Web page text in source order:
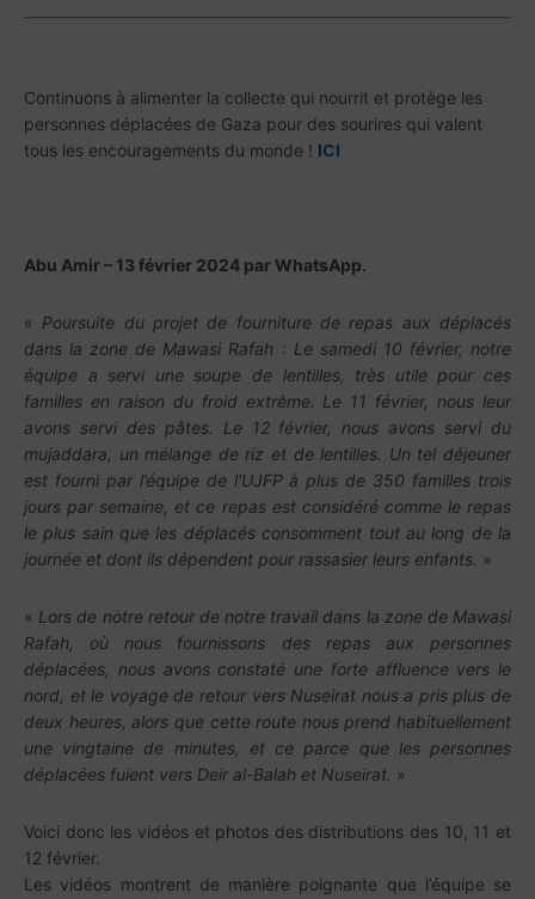
Continuons à alimenter la collecte qui nourrit et protège les
personnes déplacées de Gaza pour des sourires qui valent
tous les encouragements du monde ! ICI
Abu Amir – 13 février 2024 par WhatsApp.
« Poursuite du projet de fourniture de repas aux déplacés
dans la zone de Mawasi Rafah : Le samedi 10 février, notre
équipe a servi une soupe de lentilles, très utile pour ces
familles en raison du froid extrême. Le 11 février, nous leur
avons servi des pâtes. Le 12 février, nous avons servi du
mujaddara, un mélange de riz et de lentilles. Un tel déjeuner
est fourni par l’équipe de l’UJFP à plus de 350 familles trois
jours par semaine, et ce repas est considéré comme le repas
le plus sain que les déplacés consomment tout au long de la
journée et dont ils dépendent pour rassasier leurs enfants. »
« Lors de notre retour de notre travail dans la zone de Mawasi
Rafah, où nous fournissons des repas aux personnes
déplacées, nous avons constaté une forte affluence vers le
nord, et le voyage de retour vers Nuseirat nous a pris plus de
deux heures, alors que cette route nous prend habituellement
une vingtaine de minutes, et ce parce que les personnes
déplacées fuient vers Deir al-Balah et Nuseirat. »
Voici donc les vidéos et photos des distributions des 10, 11 et
12 février.
Les vidéos montrent de manière poignante que l’équipe se